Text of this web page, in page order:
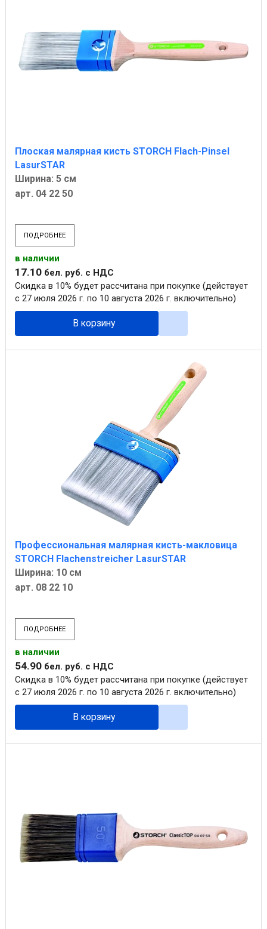
Плоская малярная кисть STORCH Flach-Pinsel
LasurSTAR
Ширина: 5 см
арт. 04 22 50
ПОДРОБНЕЕ
в наличии
17.10 бел. руб. с НДС
Скидка в 10% будет рассчитана при покупке (действует
с 27 июля 2026 г. по 10 августа 2026 г. включительно)
В корзину
Профессиональная малярная кисть-макловица
STORCH Flachenstreicher LasurSTAR
Ширина: 10 см
арт. 08 22 10
ПОДРОБНЕЕ
в наличии
54.90 бел. руб. с НДС
Скидка в 10% будет рассчитана при покупке (действует
с 27 июля 2026 г. по 10 августа 2026 г. включительно)
В корзину